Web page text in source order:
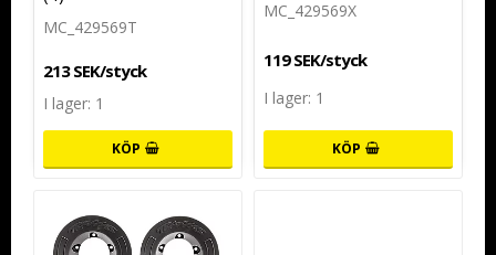
MC_429569T
213 SEK/styck
I lager: 1
KÖP
MC_429569X
119 SEK/styck
I lager: 1
KÖP